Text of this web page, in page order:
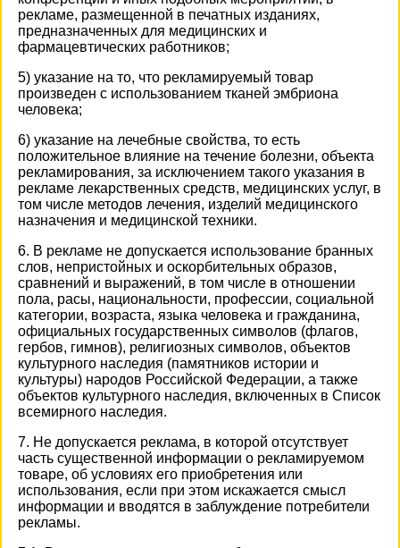
рекламе, размещенной в печатных изданиях,
предназначенных для медицинских и
фармацевтических работников;
5) указание на то, что рекламируемый товар
произведен с использованием тканей эмбриона
человека;
6) указание на лечебные свойства, то есть
положительное влияние на течение болезни, объекта
рекламирования, за исключением такого указания в
рекламе лекарственных средств, медицинских услуг, в
том числе методов лечения, изделий медицинского
назначения и медицинской техники.
6. В рекламе не допускается использование бранных
слов, непристойных и оскорбительных образов,
сравнений и выражений, в том числе в отношении
пола, расы, национальности, профессии, социальной
категории, возраста, языка человека и гражданина,
официальных государственных символов (флагов,
гербов, гимнов), религиозных символов, объектов
культурного наследия (памятников истории и
культуры) народов Российской Федерации, а также
объектов культурного наследия, включенных в Список
всемирного наследия.
7. Не допускается реклама, в которой отсутствует
часть существенной информации о рекламируемом
товаре, об условиях его приобретения или
использования, если при этом искажается смысл
информации и вводятся в заблуждение потребители
рекламы.